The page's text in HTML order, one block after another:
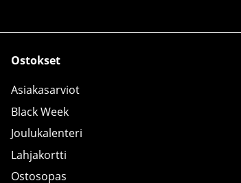
Ostokset
Asiakasarviot
Black Week
Joulukalenteri
Lahjakortti
Ostosopas